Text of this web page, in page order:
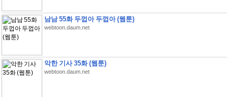
남남 55화 두껍아 두껍아 (웹툰)
webtoon.daum.net
악한 기사 35화 (웹툰)
webtoon.daum.net